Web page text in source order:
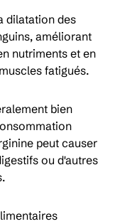
dilatation des
améliorant
nutriments et en
fatigués.
bien
peut causer
ou d'autres